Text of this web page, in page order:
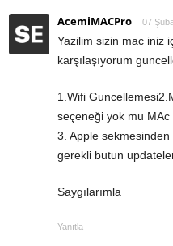
AcemiMACPro 07
Yazilim sizin mac iniz
karşılaşıyorum
1.Wifi
seçeneği yok mu MAc
3. Apple sekmesinden
gerekli butun
Saygılarımla
Yanıtla